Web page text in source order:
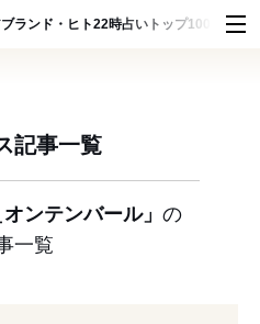
ブランド・ヒト22時占い トップ100 スナッ
記事一覧
ンテンバール」 の
一覧